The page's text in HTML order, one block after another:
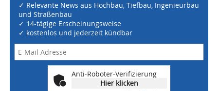
✓ Relevante News aus Hochbau, Tiefbau, Ingenieurbau
und Straßenbau
✓ 14-tägige Erscheinungsweise
✓ kostenlos und jederzeit kündbar
Anti-Roboter-Verifizierung
Hier klicken